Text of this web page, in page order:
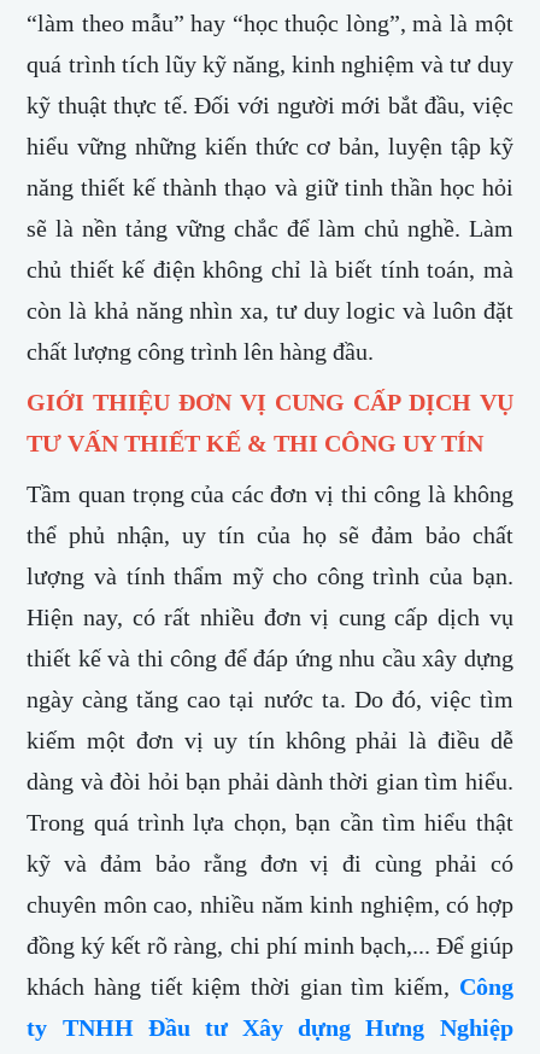
“làm theo mẫu” hay “học thuộc lòng”, mà là một
quá trình tích lũy kỹ năng, kinh nghiệm và tư duy
kỹ thuật thực tế. Đối với người mới bắt đầu, việc
hiểu vững những kiến thức cơ bản, luyện tập kỹ
năng thiết kế thành thạo và giữ tinh thần học hỏi
sẽ là nền tảng vững chắc để làm chủ nghề. Làm
chủ thiết kế điện không chỉ là biết tính toán, mà
còn là khả năng nhìn xa, tư duy logic và luôn đặt
chất lượng công trình lên hàng đầu.
GIỚI THIỆU ĐƠN VỊ CUNG CẤP DỊCH VỤ
TƯ VẤN THIẾT KẾ & THI CÔNG UY TÍN
Tầm quan trọng của các đơn vị thi công là không
thể phủ nhận, uy tín của họ sẽ đảm bảo chất
lượng và tính thẩm mỹ cho công trình của bạn.
Hiện nay, có rất nhiều đơn vị cung cấp dịch vụ
thiết kế và thi công để đáp ứng nhu cầu xây dựng
ngày càng tăng cao tại nước ta. Do đó, việc tìm
kiếm một đơn vị uy tín không phải là điều dễ
dàng và đòi hỏi bạn phải dành thời gian tìm hiểu.
Trong quá trình lựa chọn, bạn cần tìm hiểu thật
kỹ và đảm bảo rằng đơn vị đi cùng phải có
chuyên môn cao, nhiều năm kinh nghiệm, có hợp
đồng ký kết rõ ràng, chi phí minh bạch,... Để giúp
khách hàng tiết kiệm thời gian tìm kiếm, Công
ty TNHH Đầu tư Xây dựng Hưng Nghiệp